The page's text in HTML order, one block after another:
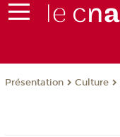
Présentation Culture